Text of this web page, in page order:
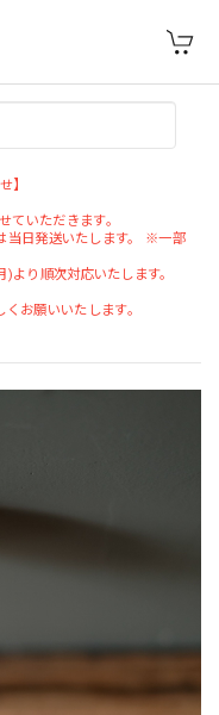
】
いただきます。
当日発送いたします。 ※一部
り順次対応いたします。
お願いいたします。